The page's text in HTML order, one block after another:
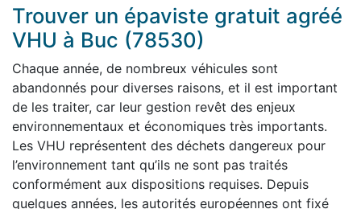
Trouver un épaviste gratuit agréé
VHU à Buc (78530)
Chaque année, de nombreux véhicules sont
abandonnés pour diverses raisons, et il est important
de les traiter, car leur gestion revêt des enjeux
environnementaux et économiques très importants.
Les VHU représentent des déchets dangereux pour
l’environnement tant qu’ils ne sont pas traités
conformément aux dispositions requises. Depuis
quelques années, les autorités européennes ont fixé